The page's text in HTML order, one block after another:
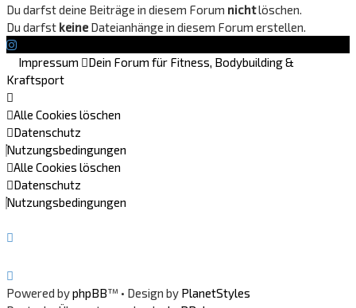
Du darfst deine Beiträge in diesem Forum nichtlöschen.
Du darfst keine Dateianhänge in diesem Forum erstellen.
Impressum
Dein Forum für Fitness, Bodybuilding &
Kraftsport
Alle Cookies löschen
Datenschutz
Nutzungsbedingungen
Alle Cookies löschen
Datenschutz
Nutzungsbedingungen
Powered byphpBB™ • Design by PlanetStyles